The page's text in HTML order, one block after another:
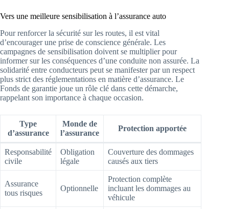
Vers une meilleure sensibilisation à l’assurance auto
Pour renforcer la sécurité sur les routes, il est vital
d’encourager une prise de conscience générale. Les
campagnes de sensibilisation doivent se multiplier pour
informer sur les conséquences d’une conduite non assurée. La
solidarité entre conducteurs peut se manifester par un respect
plus strict des réglementations en matière d’assurance. Le
Fonds de garantie joue un rôle clé dans cette démarche,
rappelant son importance à chaque occasion.
Type
d’assurance
Monde de
l’assurance
Protection apportée
Responsabilité
civile
Obligation
légale
Couverture des dommages
causés aux tiers
Assurance
tous risques
Optionnelle
Protection complète
incluant les dommages au
véhicule